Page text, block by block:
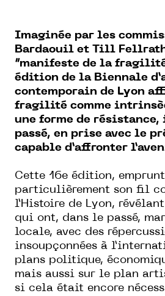
Imaginée par les
Bardaouil et Till Fellrath
“manifeste de la
édition de la Biennale
contemporain de Lyon
fragilité comme
une forme de
passé, en prise avec le
capable d’affronter
Cette 16e édition,
particulièrement son fil
l’Histoire de Lyon,
qui ont, dans le passé,
locale, avec des
insoupçonnées à
plans politique,
mais aussi sur le plan
si cela était encore